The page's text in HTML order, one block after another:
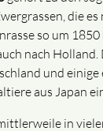
die es
so um
nach
und
aus Japan
in